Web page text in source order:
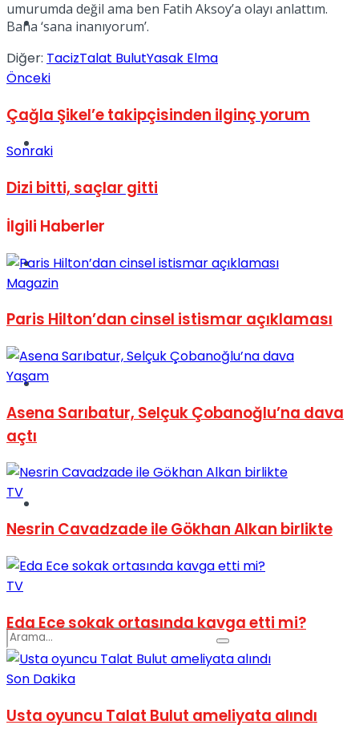
Müzik
Sinema
Tatil
Spor
umurumda değil ama ben Fatih Aksoy’a olayı anlattım.
Bana ‘sana inanıyorum’.
Diğer: TacizTalat BulutYasak Elma
Önceki
Çağla Şikel’e takipçisinden ilginç yorum
Sonraki
Dizi bitti, saçlar gitti
İlgili Haberler
Magazin
Paris Hilton’dan cinsel istismar açıklaması
Yaşam
Asena Sarıbatur, Selçuk Çobanoğlu’na dava
açtı
TV
Nesrin Cavadzade ile Gökhan Alkan birlikte
TV
Eda Ece sokak ortasında kavga etti mi?
Son Dakika
Usta oyuncu Talat Bulut ameliyata alındı